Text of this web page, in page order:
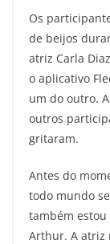
Os
de beijos
atriz Carla
o aplicativo
um do outro.
outros
gritaram.
Antes do
todo mundo
também estou
Arthur. A atriz